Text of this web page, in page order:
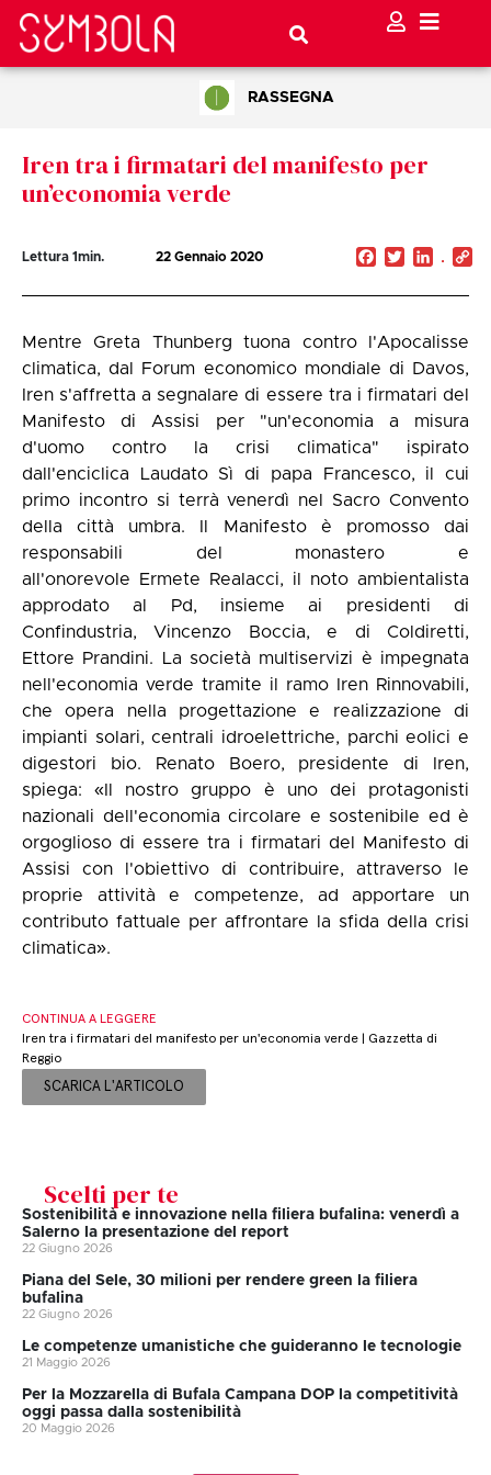
RASSEGNA
Iren tra i firmatari del manifesto per
un’economia verde
Lettura 1min. 22 Gennaio 2020 Facebook
Twitter
Mentre Greta Thunberg tuona contro l'Apocalisse
climatica, dal Forum economico mondiale di Davos,
Iren s'affretta a segnalare di essere tra i firmatari del
Manifesto di Assisi per "un'economia a misura
d'uomo contro la crisi climatica" ispirato
dall'enciclica Laudato Sì di papa Francesco, il cui
primo incontro si terrà venerdì nel Sacro Convento
della città umbra. Il Manifesto è promosso dai
responsabili del monastero e
all'onorevole Ermete Realacci, il noto ambientalista
approdato al Pd, insieme ai presidenti di
Confindustria, Vincenzo Boccia, e di Coldiretti,
Ettore Prandini. La società multiservizi è impegnata
nell'economia verde tramite il ramo Iren Rinnovabili,
che opera nella progettazione e realizzazione di
impianti solari, centrali idroelettriche, parchi eolici e
digestori bio. Renato Boero, presidente di Iren,
spiega: «Il nostro gruppo è uno dei protagonisti
nazionali dell'economia circolare e sostenibile ed è
orgoglioso di essere tra i firmatari del Manifesto di
Assisi con l'obiettivo di contribuire, attraverso le
proprie attività e competenze, ad apportare un
contributo fattuale per affrontare la sfida della crisi
climatica».
CONTINUA A LEGGERE
Iren tra i firmatari del manifesto per un'economia verde | Gazzetta di
Reggio
SCARICA L'ARTICOLO
Scelti per te
Sostenibilità e innovazione nella filiera bufalina: venerdì a
Salerno la presentazione del report
22 Giugno 2026
Piana del Sele, 30 milioni per rendere green la filiera
bufalina
22 Giugno 2026
Le competenze umanistiche che guideranno le tecnologie
21 Maggio 2026
Per la Mozzarella di Bufala Campana DOP la competitività
oggi passa dalla sostenibilità
20 Maggio 2026